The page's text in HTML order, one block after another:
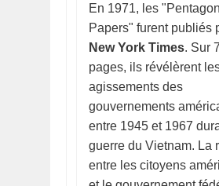
En 1971, les "Pentagon
Papers" furent publiés
New York Times. Sur
pages, ils révélèrent
agissements des
gouvernements
entre 1945 et 1967
guerre du Vietnam. La
entre les citoyens